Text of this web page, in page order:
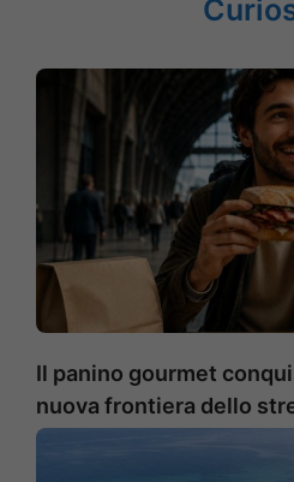
Il panino gourmet
nuova frontiera dello